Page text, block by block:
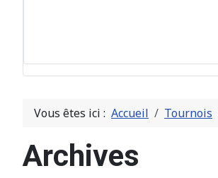
Vous êtes ici : Accueil Tournois
Archives